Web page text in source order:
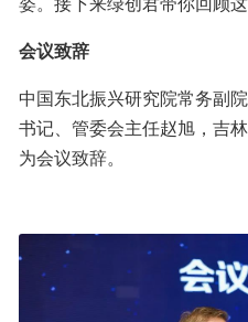
会议致辞
中国东北振兴研究院常务副
书记、管委会主任赵旭，吉
为会议致辞。